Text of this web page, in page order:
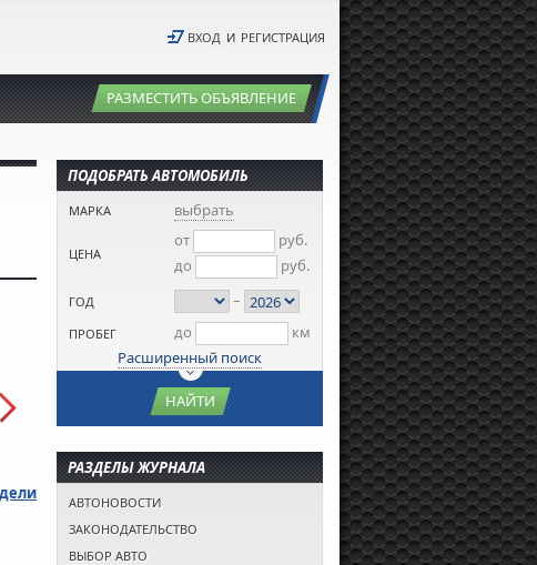
ВХОД И РЕГИСТРАЦИЯ
РАЗМЕСТИТЬ ОБЪЯВЛЕНИЕ
Patrol Nissan Juke Nissan
ПОДОБРАТЬ АВТОМОБИЛЬ
МАРКА выбрать
ЦЕНА
от
руб.
до
руб.
ГОД –
ПРОБЕГ до
км
Расширенный поиск
НАЙТИ
РАЗДЕЛЫ ЖУРНАЛА
АВТОНОВОСТИ
ЗАКОНОДАТЕЛЬСТВО
ВЫБОР АВТО